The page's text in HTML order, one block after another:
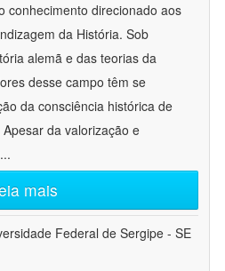
conhecimento direcionado aos
da História. Sob
alemã e das teorias da
desse campo têm se
da consciência histórica de
da valorização e
...
mais
Federal de Sergipe - SE